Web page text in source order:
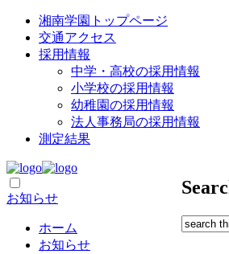
湘南学園トップページ
交通アクセス
採用情報
中学・高校の採用情報
小学校の採用情報
幼稚園の採用情報
法人事務局の採用情報
測定結果
お知らせ
ホーム
お知らせ